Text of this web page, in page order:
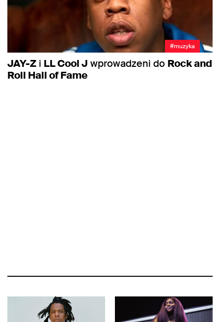
#muzyka
JAY-Z i LL Cool J wprowadzeni do Rock and
Roll Hall of Fame